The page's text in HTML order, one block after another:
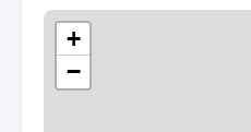
+
−